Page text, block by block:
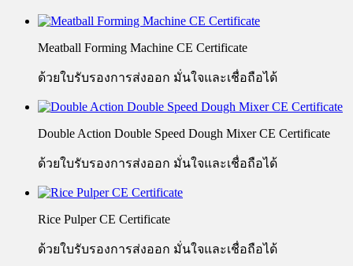
Meatball Forming Machine CE Certificate
ด้วยใบรับรองการส่งออก มั่นใจและเชื่อถือได้
Double Action Double Speed Dough Mixer CE Certificate
ด้วยใบรับรองการส่งออก มั่นใจและเชื่อถือได้
Rice Pulper CE Certificate
ด้วยใบรับรองการส่งออก มั่นใจและเชื่อถือได้